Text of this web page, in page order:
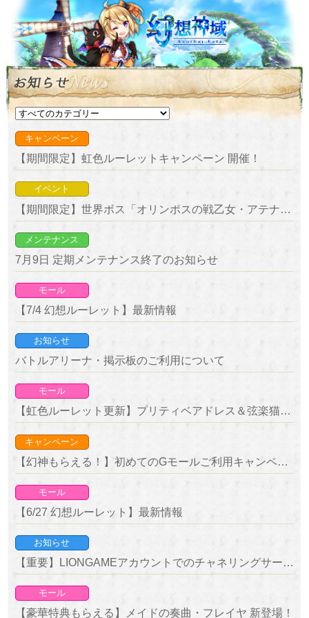
キャンペーン
【期間限定】虹色ルーレットキャンペーン 開催！
イベント
【期間限定】世界ボス「オリンポスの戦乙女・アテナ」＆「戦場の破壊神・アレス」降臨！
メンテナンス
7月9日 定期メンテナンス終了のお知らせ
モール
【7/4 幻想ルーレット】最新情報
お知らせ
バトルアリーナ・掲示板のご利用について
モール
【虹色ルーレット更新】プリティベアドレス＆弦楽猫が新登場！
キャンペーン
【幻神もらえる！】初めてのGモールご利用キャンペーン 開催！
モール
【6/27 幻想ルーレット】最新情報
お知らせ
【重要】LIONGAMEアカウントでのチャネリングサービス終了のお知らせ
モール
【豪華特典もらえる】メイドの奏曲・フレイヤ 新登場！